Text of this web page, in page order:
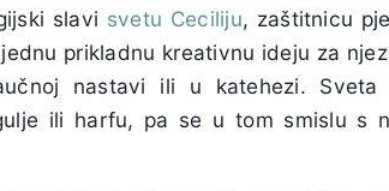
slavi svetu Ceciliju, zaštitnicu
prikladnu kreativnu ideju za
nastavi ili u katehezi.
ili harfu, pa se u tom smislu s